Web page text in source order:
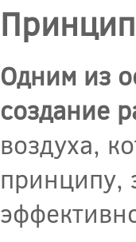
Одним из
создание
воздуха,
принципу,